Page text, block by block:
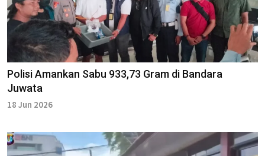
Polisi Amankan Sabu 933,73 Gram di Bandara
Juwata
18 Jun 2026